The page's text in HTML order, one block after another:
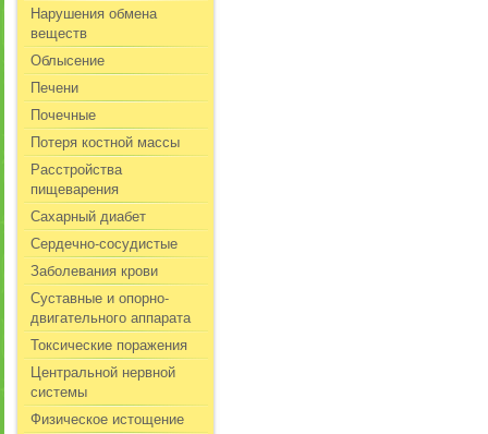
Нарушения обмена
веществ
Облысение
Печени
Почечные
Потеря костной массы
Расстройства
пищеварения
Сахарный диабет
Сердечно-сосудистые
Заболевания крови
Суставные и опорно-
двигательного аппарата
Токсические поражения
Центральной нервной
системы
Физическое истощение